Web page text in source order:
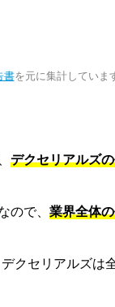
書を元に集計していま
デクセリアルズ
ので、 業界全体
クセリアルズは